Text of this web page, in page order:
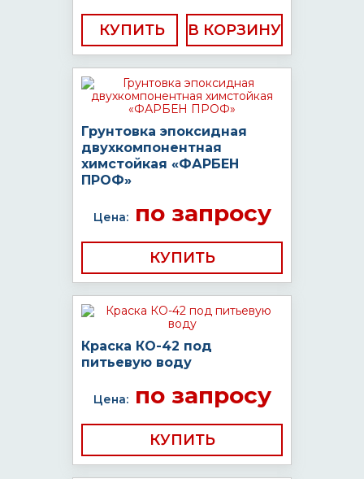
КУПИТЬ
Грунтовка эпоксидная
двухкомпонентная
химстойкая «ФАРБЕН
ПРОФ»
Цена:по запросу
КУПИТЬ
Краска КО-42 под
питьевую воду
Цена:по запросу
КУПИТЬ